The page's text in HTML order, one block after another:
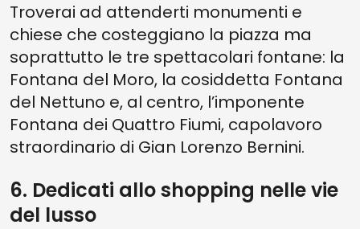
Troverai ad attenderti monumenti e
chiese che costeggiano la piazza ma
soprattutto le tre spettacolari fontane: la
Fontana del Moro, la cosiddetta Fontana
del Nettuno e, al centro, l’imponente
Fontana dei Quattro Fiumi, capolavoro
straordinario di Gian Lorenzo Bernini.
6. Dedicati allo shopping nelle vie
del lusso